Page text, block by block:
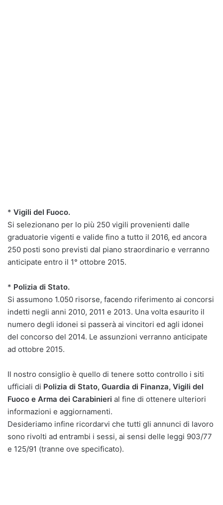
* Vigili del Fuoco.
Si selezionano per lo più 250 vigili provenienti dalle
graduatorie vigenti e valide fino a tutto il 2016, ed ancora
250 posti sono previsti dal piano straordinario e verranno
anticipate entro il 1° ottobre 2015.
* Polizia di Stato.
Si assumono 1.050 risorse, facendo riferimento ai concorsi
indetti negli anni 2010, 2011 e 2013. Una volta esaurito il
numero degli idonei si passerà ai vincitori ed agli idonei
del concorso del 2014. Le assunzioni verranno anticipate
ad ottobre 2015.
Il nostro consiglio è quello di tenere sotto controllo i siti
ufficiali di Polizia di Stato, Guardia di Finanza, Vigili del
Fuoco e Arma dei Carabinieri al fine di ottenere ulteriori
informazioni e aggiornamenti.
Desideriamo infine ricordarvi che tutti gli annunci di lavoro
sono rivolti ad entrambi i sessi, ai sensi delle leggi 903/77
e 125/91 (tranne ove specificato).